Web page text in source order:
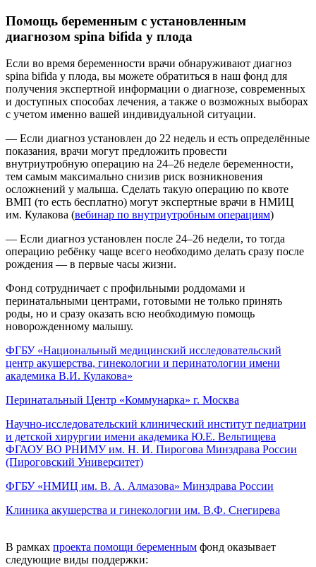
Помощь беременным с установленным
диагнозом spina bifida у плода
Если во время беременности врачи обнаруживают диагноз
spina bifida у плода, вы можете обратиться в наш фонд для
получения экспертной информации о диагнозе, современных
и доступных способах лечения, а также о возможных выборах
с учетом именно вашей индивидуальной ситуации.
— Если диагноз установлен до 22 недель и есть определённые
показания, врачи могут предложить провести
внутриутробную операцию на 24–26 неделе беременности,
тем самым максимально снизив риск возникновения
осложнений у малыша. Сделать такую операцию по квоте
ВМП (то есть бесплатно) могут экспертные врачи в НМИЦ
им. Кулакова (вебинар по внутриутробным операциям)
— Если диагноз установлен после 24–26 недели, то тогда
операцию ребёнку чаще всего необходимо делать сразу после
рождения — в первые часы жизни.
Фонд сотрудничает с профильными роддомами и
перинатальными центрами, готовыми не только принять
роды, но и сразу оказать всю необходимую помощь
новорожденному малышу.
ФГБУ «Национальный медицинский исследовательский
центр акушерства, гинекологии и перинатологии имени
академика В.И. Кулакова»
Перинатальный Центр «Коммунарка» г. Москва
Научно-исследовательский клинический институт педиатрии
и детской хирургии имени академика Ю.Е. Вельтищева
ФГАОУ ВО РНИМУ им. Н. И. Пирогова Минздрава России
(Пироговский Университет)
ФГБУ «НМИЦ им. В. А. Алмазова» Минздрава России
Клиника акушерства и гинекологии им. В.Ф. Снегирева
В рамках проекта помощи беременным фонд оказывает
следующие виды поддержки: